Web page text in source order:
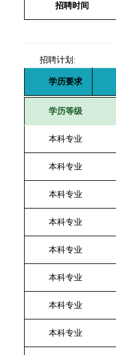
招聘时间
招聘计划:
学历要求
学历等级
本科专业
本科专业
本科专业
本科专业
本科专业
本科专业
本科专业
本科专业